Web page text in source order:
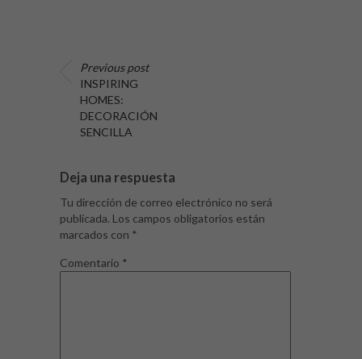
Previous post
INSPIRING
HOMES:
DECORACIÓN
SENCILLA
Deja una respuesta
Tu dirección de correo electrónico no será
publicada. Los campos obligatorios están
marcados con *
Comentario *